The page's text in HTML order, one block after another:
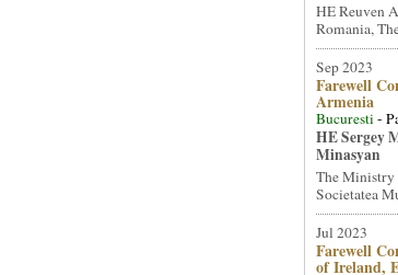
HE Reuven
Romania,
Sep 2023
Farewell
Armenia
Bucuresti-
HE Sergey
Minasyan
The Ministry
Societatea
Jul 2023
Farewell
of Ireland,